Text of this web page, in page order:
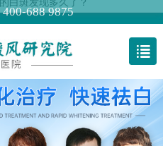
688 9875